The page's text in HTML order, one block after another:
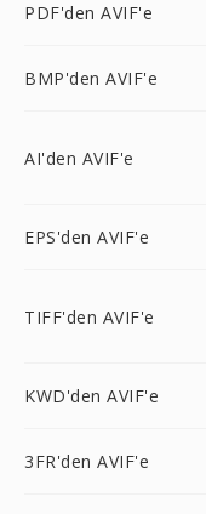
PDF'den AVIF'e
BMP'den AVIF'e
AI'den AVIF'e
EPS'den AVIF'e
TIFF'den AVIF'e
KWD'den AVIF'e
3FR'den AVIF'e